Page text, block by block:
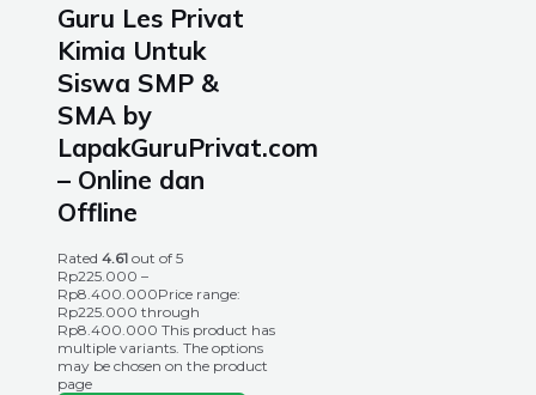
Guru Les Privat
Kimia Untuk
Siswa SMP &
SMA by
LapakGuruPrivat.com
– Online dan
Offline
Rated 4.61 out of 5
Rp225.000 –
Rp8.400.000Price range:
Rp225.000 through
Rp8.400.000 This product has
multiple variants. The options
may be chosen on the product
page